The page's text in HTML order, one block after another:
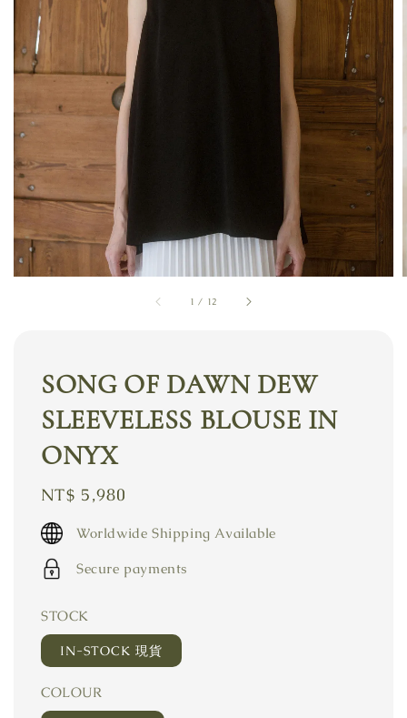
1 / 12
SONG OF DAWN DEW
SLEEVELESS BLOUSE IN
ONYX
Regular
price
NT$ 5,980
Worldwide Shipping Available
Secure payments
STOCK
IN-STOCK 現貨
COLOUR